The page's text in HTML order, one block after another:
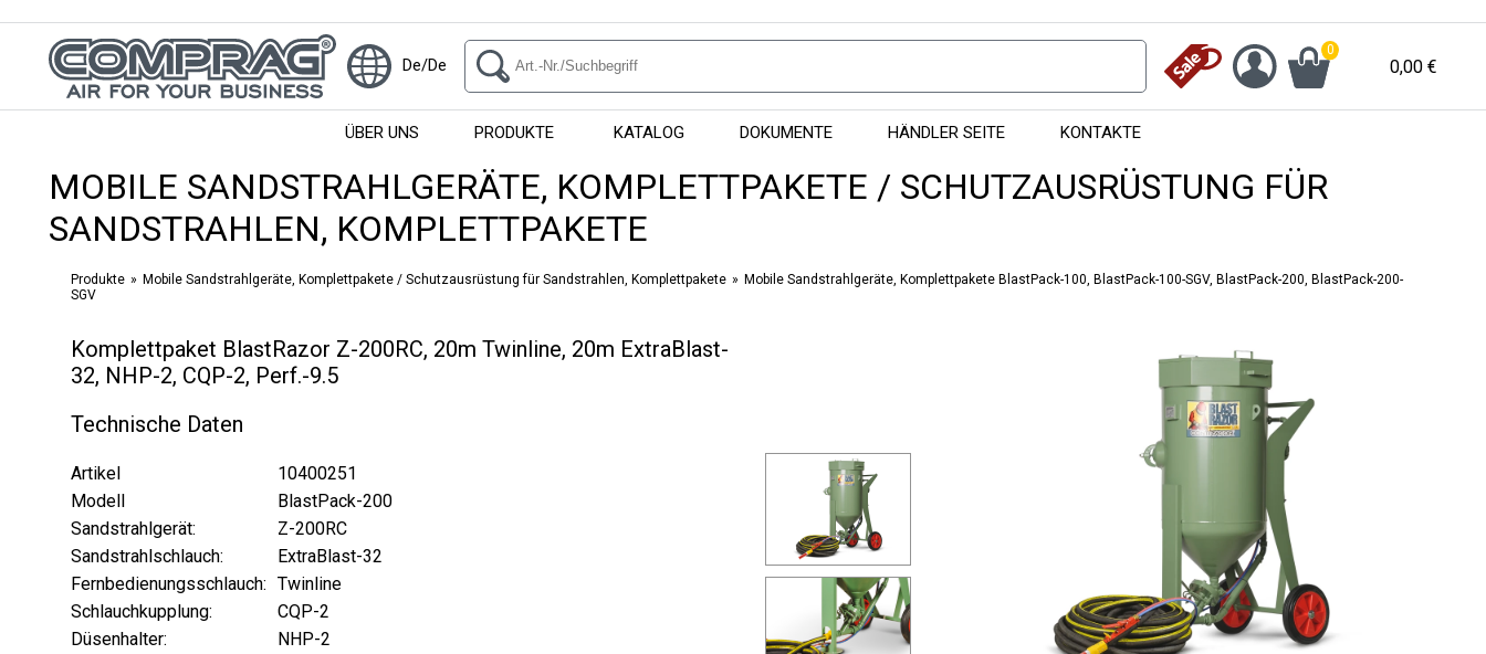
De/De
0
0,00 €
ÜBER UNS PRODUKTE KATALOG DOKUMENTE HÄNDLER SEITE KONTAKTE
MOBILE SANDSTRAHLGERÄTE, KOMPLETTPAKETE / SCHUTZAUSRÜSTUNG FÜR
SANDSTRAHLEN, KOMPLETTPAKETE
Produkte Mobile Sandstrahlgeräte, Komplettpakete / Schutzausrüstung für Sandstrahlen, Komplettpakete
Mobile Sandstrahlgeräte, Komplettpakete BlastPack-100, BlastPack-100-SGV, BlastPack-200, BlastPack-200-
SGV
Komplettpaket BlastRazor Z-200RC, 20m Twinline, 20m ExtraBlast-
32, NHP-2, CQP-2, Perf.-9.5
Technische Daten
Artikel
10400251
Modell
BlastPack-200
Sandstrahlgerät:
Z-200RC
Sandstrahlschlauch:
ExtraBlast-32
Fernbedienungsschlauch: Twinline
Schlauchkupplung:
CQP-2
Düsenhalter:
NHP-2